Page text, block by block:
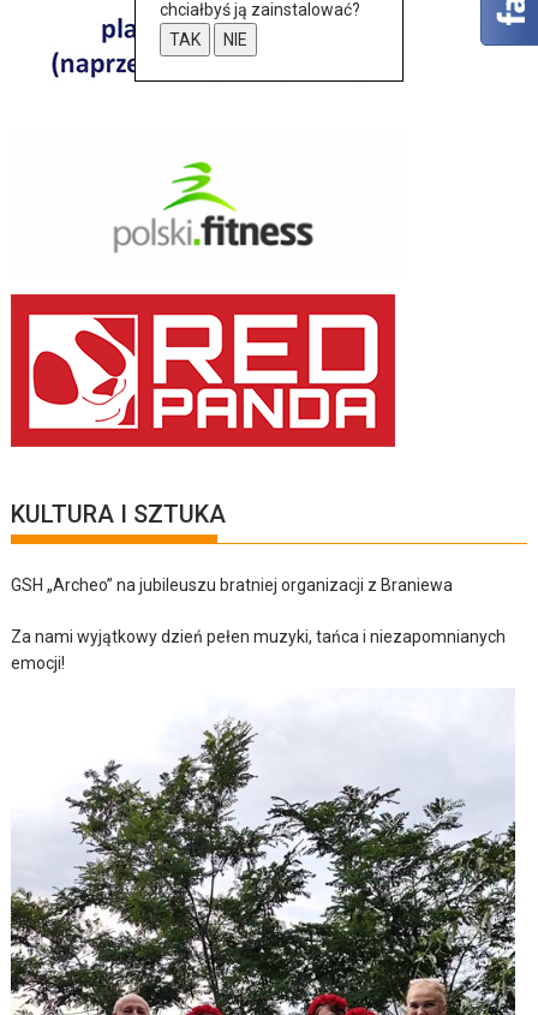
KULTURA I SZTUKA
GSH „Archeo” na jubileuszu bratniej organizacji z Braniewa
Za nami wyjątkowy dzień pełen muzyki, tańca i niezapomnianych
emocji!
chciałbyś ją zainstalować?
TAK
NIE